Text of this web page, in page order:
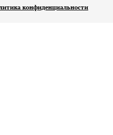
конфиденциальности